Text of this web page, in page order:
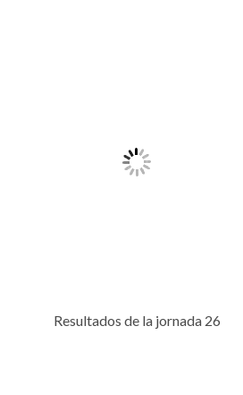
Resultados de la jornada 26